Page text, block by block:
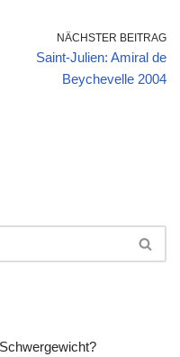
NÄCHSTER BEITRAG
Saint-Julien: Amiral de
Beychevelle 2004